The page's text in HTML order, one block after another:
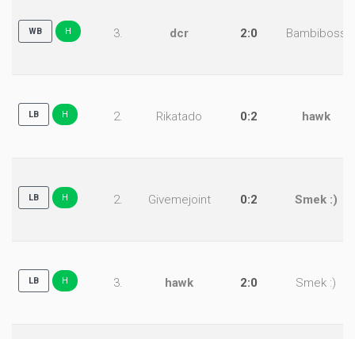
WB H 3. dcr 2:0 Bambiboss
LB H 2. Rikatado 0:2 hawk
LB H 2. Givemejoint 0:2 Smek :)
LB H 3. hawk 2:0 Smek :)